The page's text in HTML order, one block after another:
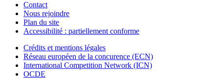
Contact
Nous rejoindre
Plan du site
Accessibilité : partiellement conforme
Crédits et mentions légales
Réseau européen de la concurence (ECN)
International Competition Network (ICN)
OCDE